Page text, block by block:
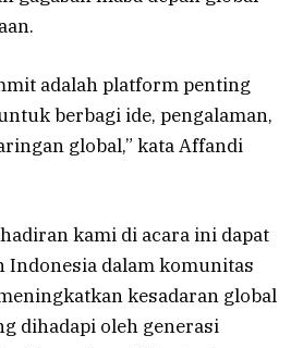
adalah platform penting
berbagi ide, pengalaman,
global,” kata Affandi
kami di acara ini dapat
Indonesia dalam komunitas
kesadaran global
dihadapi oleh generasi